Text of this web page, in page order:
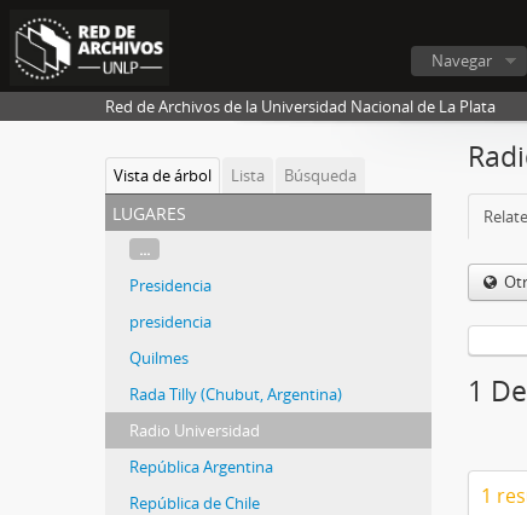
Navegar
Red de Archivos de la Universidad Nacional de La Plata
Vista de árbol Lista Búsqueda
lugares
...
Presidencia
presidencia
Quilmes
Rada Tilly (Chubut, Argentina)
Radio Universidad
República Argentina
República de Chile
1
1